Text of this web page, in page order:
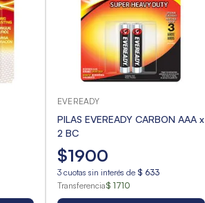
EVEREADY
PILAS EVEREADY CARBON AAA x
2 BC
$1900
3 cuotas sin interés de $ 633
Transferencia$ 1710